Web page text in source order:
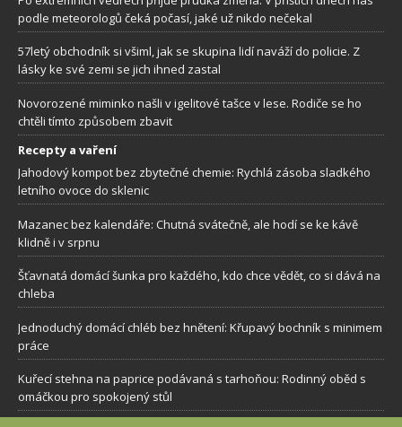
podle meteorologů čeká počasí, jaké už nikdo nečekal
57letý obchodník si všiml, jak se skupina lidí naváží do policie. Z
lásky ke své zemi se jich ihned zastal
Novorozené miminko našli v igelitové tašce v lese. Rodiče se ho
chtěli tímto způsobem zbavit
Recepty a vaření
Jahodový kompot bez zbytečné chemie: Rychlá zásoba sladkého
letního ovoce do sklenic
Mazanec bez kalendáře: Chutná svátečně, ale hodí se ke kávě
klidně i v srpnu
Šťavnatá domácí šunka pro každého, kdo chce vědět, co si dává na
chleba
Jednoduchý domácí chléb bez hnětení: Křupavý bochník s minimem
práce
Kuřecí stehna na paprice podávaná s tarhoňou: Rodinný oběd s
omáčkou pro spokojený stůl